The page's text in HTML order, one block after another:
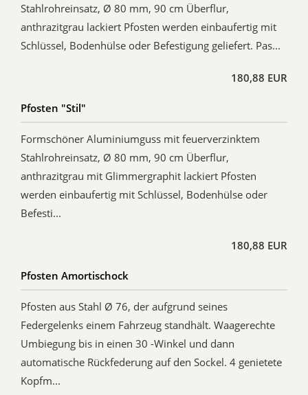
Stahlrohreinsatz, Ø 80 mm, 90 cm Überflur,
anthrazitgrau lackiert Pfosten werden einbaufertig mit
Schlüssel, Bodenhülse oder Befestigung geliefert. Pas...
180,88 EUR
Pfosten "Stil"
Formschöner Aluminiumguss mit feuerverzinktem
Stahlrohreinsatz, Ø 80 mm, 90 cm Überflur,
anthrazitgrau mit Glimmergraphit lackiert Pfosten
werden einbaufertig mit Schlüssel, Bodenhülse oder
Befesti...
180,88 EUR
Pfosten Amortischock
Pfosten aus Stahl Ø 76, der aufgrund seines
Federgelenks einem Fahrzeug standhält. Waagerechte
Umbiegung bis in einen 30 -Winkel und dann
automatische Rückfederung auf den Sockel. 4 genietete
Kopfm...